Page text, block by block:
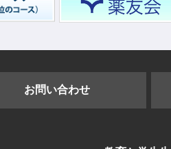
お問い合わせ